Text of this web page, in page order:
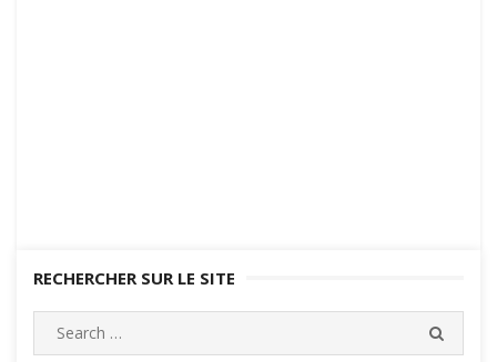
RECHERCHER SUR LE SITE
Search
for: